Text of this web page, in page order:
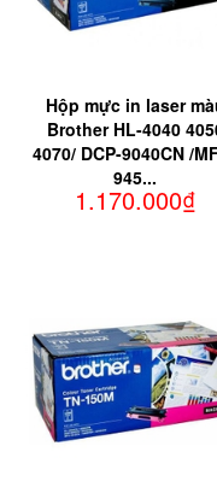
Hộp mực in laser
Brother HL-4040
4070/ DCP-9040CN /
945...
1.170.000₫